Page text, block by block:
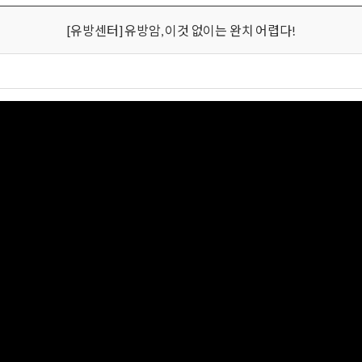
[유방센터] 유방암, 이것 없이는 완치 어렵다!